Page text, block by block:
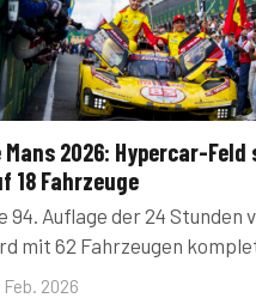
Mans 2026: Hypercar-
18 Fahrzeuge
94. Auflage der 24 Stunden
mit 62 Fahrzeugen
sein, doch die
Feb. 2026